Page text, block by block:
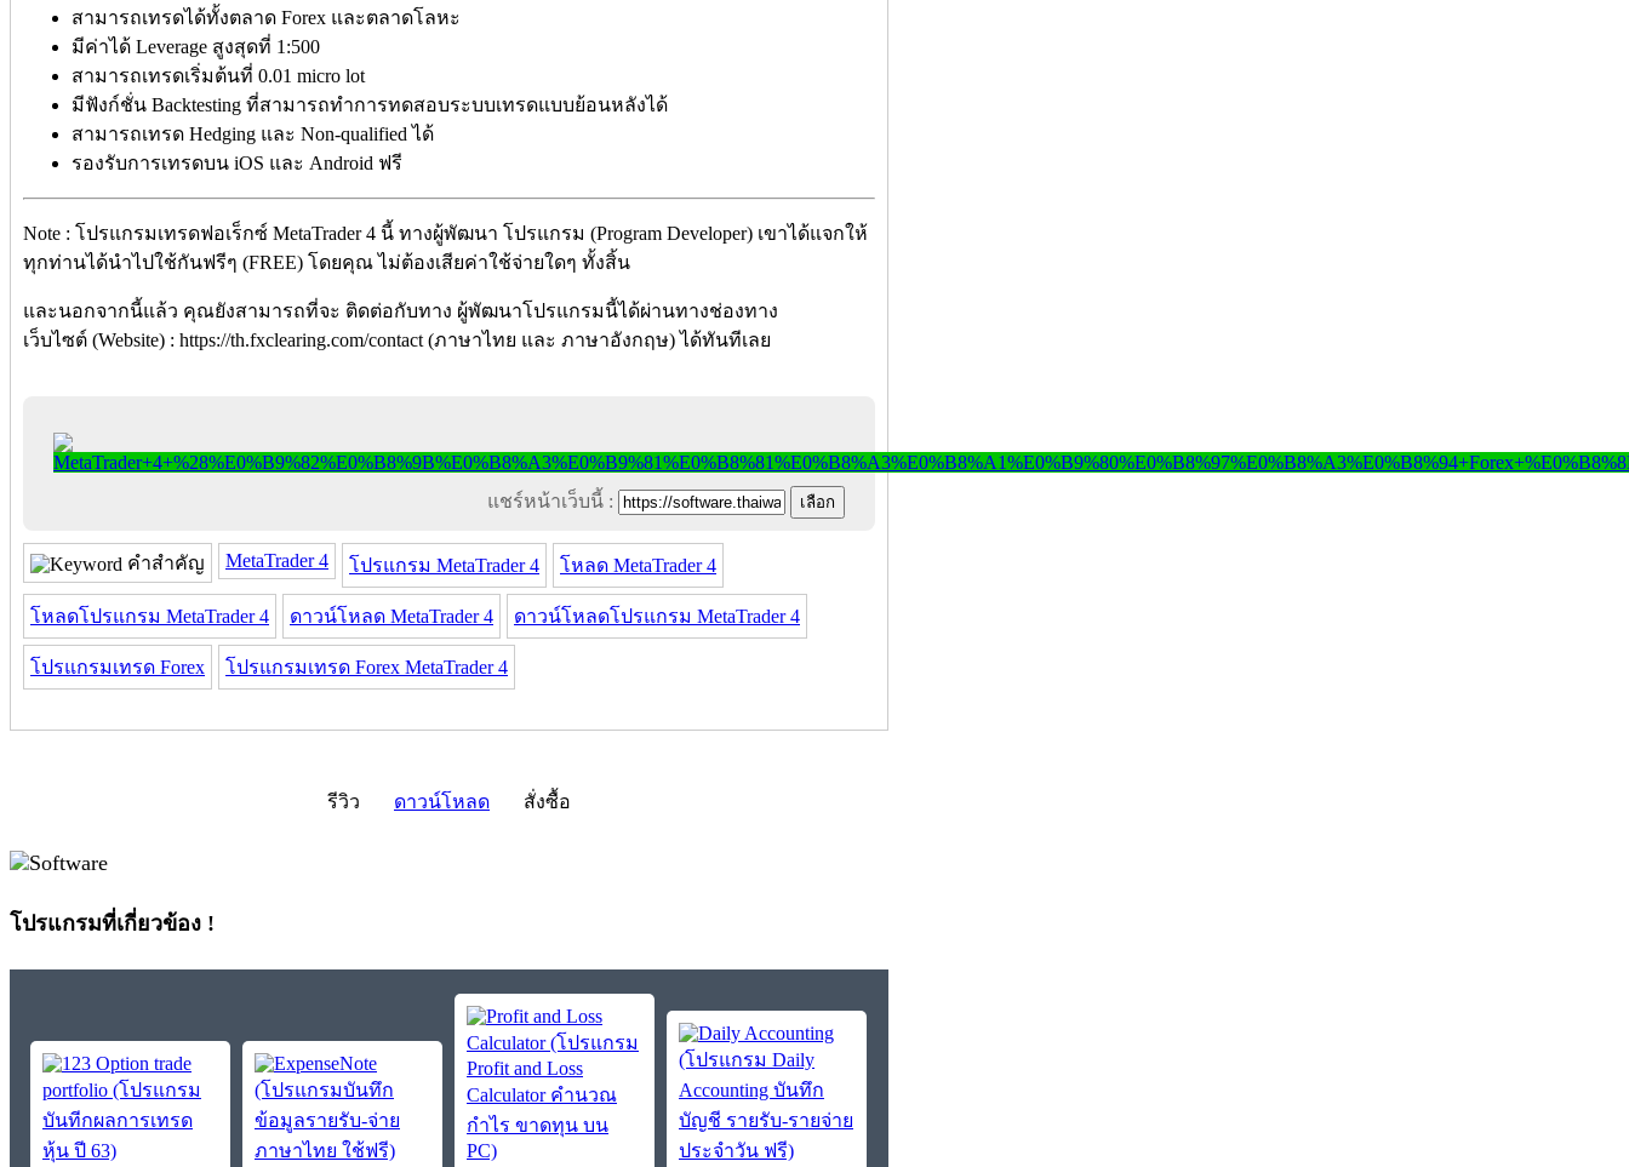
สามารถเทรดได้ทั้งตลาด Forex และตลาดโลหะ
มีค่าได้ Leverage สูงสุดที่ 1:500
สามารถเทรดเริ่มต้นที่ 0.01 micro lot
มีฟังก์ชั่น Backtesting ที่สามารถทำการทดสอบระบบเทรดแบบย้อนหลังได้
สามารถเทรด Hedging และ Non-qualified ได้
รองรับการเทรดบน iOS และ Android ฟรี
Note : โปรแกรมเทรดฟอเร็กซ์ MetaTrader 4 นี้ ทางผู้พัฒนา โปรแกรม (Program Developer) เขาได้แจกให้
ทุกท่านได้นำไปใช้กันฟรีๆ (FREE) โดยคุณ ไม่ต้องเสียค่าใช้จ่ายใดๆ ทั้งสิ้น
และนอกจากนี้แล้ว คุณยังสามารถที่จะ ติดต่อกับทาง ผู้พัฒนาโปรแกรมนี้ได้ผ่านทางช่องทาง
เว็บไซต์ (Website) : https://th.fxclearing.com/contact (ภาษาไทย และ ภาษาอังกฤษ) ได้ทันทีเลย
แชร์หน้าเว็บนี้ :
คำสำคัญ MetaTrader 4 โปรแกรม MetaTrader 4 โหลด MetaTrader 4
โหลดโปรแกรม MetaTrader 4 ดาวน์โหลด MetaTrader 4 ดาวน์โหลดโปรแกรม MetaTrader 4
โปรแกรมเทรด Forex โปรแกรมเทรด Forex MetaTrader 4
รีวิว ดาวน์โหลด สั่งซื้อ
โปรแกรมที่เกี่ยวข้อง !